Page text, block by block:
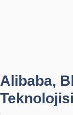
Alibaba,